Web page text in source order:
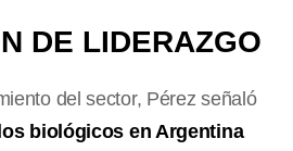
DE LIDERAZGO
del sector, Pérez señaló
biológicos en Argentina